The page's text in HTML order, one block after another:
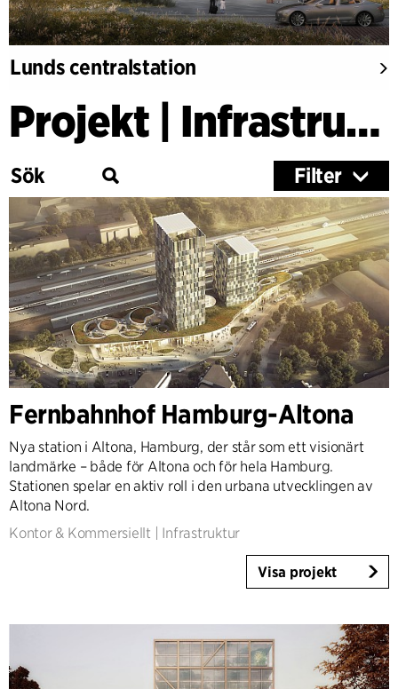
Lunds centralstation
Projekt | Infrastruktur
Filter
Kategori
Utbildning
Kultur
Hälsa
Forskning
Träbyggnader
Kontor & Kommersiellt
Höghus
Infrastruktur
Sport/Event
Bostäder
Allmännyttiga bostäder
Interiör
Klimatanpassning
Fernbahnhof Hamburg-Altona
Nya station i Altona, Hamburg, der står som ett visionärt
landmärke – både för Altona och för hela Hamburg.
Stationen spelar en aktiv roll i den urbana utvecklingen av
Altona Nord.
Kontor & Kommersiellt
Infrastruktur
Visa projekt